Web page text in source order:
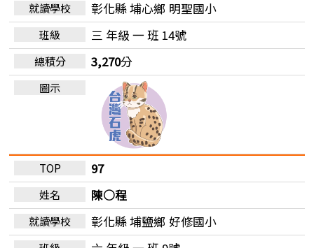
彰化縣 埔心鄉 明聖國小
三 年級 一 班 14號
3,270分
97
陳○程
彰化縣 埔鹽鄉 好修國小